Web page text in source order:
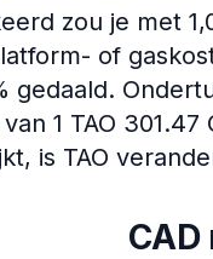
zou je met
of
gedaald.
1 TAO
is TAO
CAD